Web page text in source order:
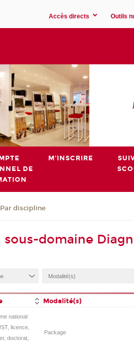
Accès directs Outils
DE
M'INSCRIRE
Par discipline
sous-domaine
Modalité(s)
national
licence,
doctorat,
Package